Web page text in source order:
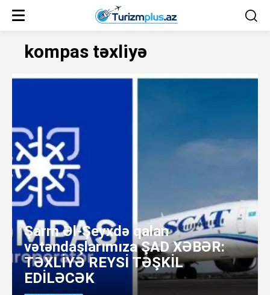
kompas təxliyə
Şarm Əl-Şeyxdə qalan
vətəndaşlarımıza ŞAD XƏBƏR:
TƏXLİYƏ REYSİ TƏŞKİL
EDİLƏCƏK